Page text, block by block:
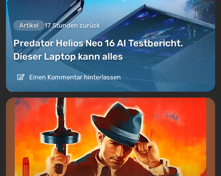
Artikel 17 Stunden zurück
Predator Helios Neo 16 AI Testbericht.
Dieser Laptop kann alles
Einen Kommentar hinterlassen